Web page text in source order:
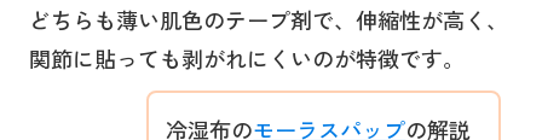
どちらも薄い肌色のテープ剤で、伸縮性が高く、
関節に貼っても剥がれにくいのが特徴です。
冷湿布のモーラスパップの解説